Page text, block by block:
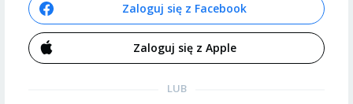
Zaloguj się z Facebook
Zaloguj się z Apple
LUB